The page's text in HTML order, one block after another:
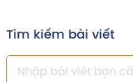
Tìm kiếm bài viết